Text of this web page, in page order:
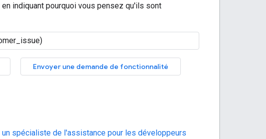
indiquant pourquoi vous pensez qu'ils sont
Envoyer une demande de fonctionnalité
un spécialiste de l'assistance pour les développeurs